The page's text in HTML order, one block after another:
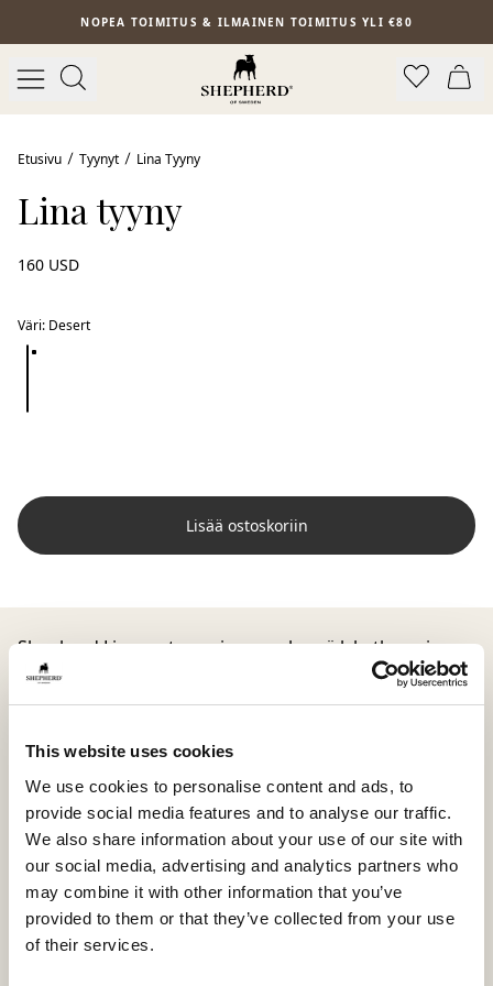
This website uses cookies
We use cookies to personalise content and ads, to
provide social media features and to analyse our traffic.
We also share information about your use of our site with
our social media, advertising and analytics partners who
may combine it with other information that you’ve
provided to them or that they’ve collected from your use
of their services.
Siirry pääsisältöönNOPEA TOIMITUS & ILMAINEN TOIMITUS YLI €80
Uutuus
Etusivu Tyynyt Lina Tyyny
Lina tyyny
160 USD
Väri: Desert
Lisää ostoskoriin
Shepherd Lina on tyyny, jossa pehmeä lyhytkarvainen
lampaannahka kohtaa kudotusta villasta valmistetun
taustapuolen. Yhdistelmä luo elävän mutta
harmonisesti yhdessä.
Neliönmallinen (40 x 40 cm) Lina sopii erinomaisesti
tuomaan syvyyttä sohvalle tai sänkyyn. Se on helppo
yhdistää muihin tyynyihin ja materiaaleihin kodikkaan
ja harkitun kokonaisuuden luomiseksi.
Lina on saatavilla useissa kokovaihtoehdoissa, mikä
tekee kerrostamisesta helppoa ja mahdollistaa